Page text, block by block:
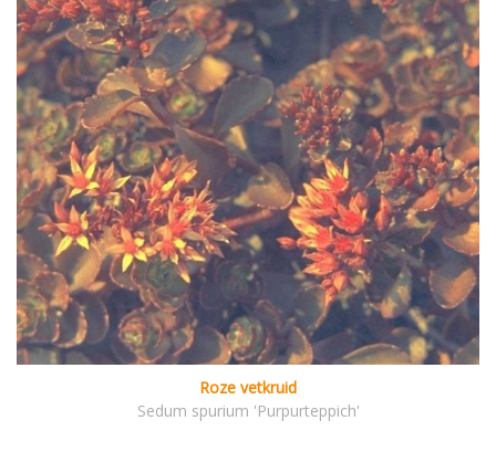
Roze vetkruid
Sedum spurium 'Purpurteppich'